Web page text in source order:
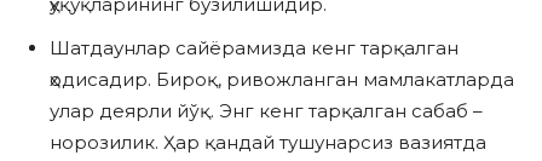
ҳуқуқларининг бузилишидир.
Шатдаунлар сайёрамизда кенг тарқалган
ҳодисадир. Бироқ, ривожланган мамлакатларда
улар деярли йўқ. Энг кенг тарқалган сабаб –
норозилик. Ҳар қандай тушунарсиз вазиятда